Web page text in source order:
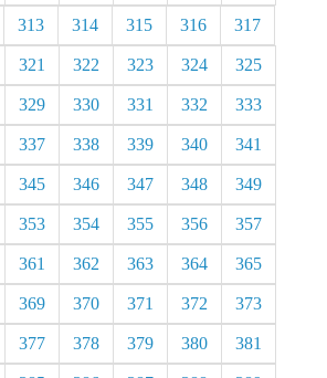
313 314 315 316 317
321 322 323 324 325
329 330 331 332 333
337 338 339 340 341
345 346 347 348 349
353 354 355 356 357
361 362 363 364 365
369 370 371 372 373
377 378 379 380 381